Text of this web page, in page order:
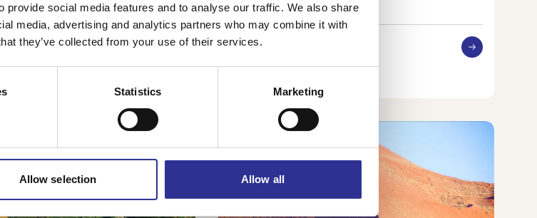
social media features and to analyse our traffic. We also share
media, advertising and analytics partners who may combine it with
they’ve collected from your use of their services.
Statistics Marketing
Allow selection Allow all
Från41 250 kr